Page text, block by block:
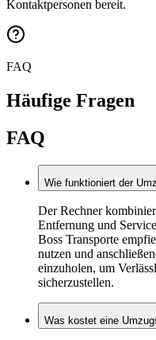
Kontaktpersonen bereit.
FAQ
Häufige Fragen
FAQ
Wie funktioniert der
Der Rechner
Entfernung und
Boss Transporte
nutzen und
einzuholen, um
sicherzustellen.
Was kostet eine